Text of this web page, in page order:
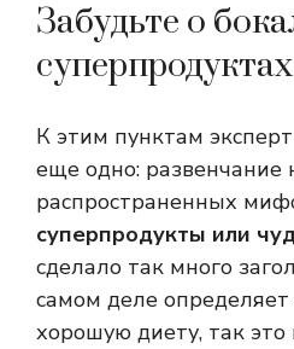
Забудьте о
суперпродуктах
К этим пунктам
еще одно:
распространенных
суперпродукты или
сделало так много
самом деле
хорошую диету, так это